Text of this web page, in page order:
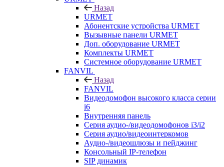
Назад
URMET
Абонентские устройства URMET
Вызывные панели URMET
Доп. оборудование URMET
Комплекты URMET
Системное оборудование URMET
FANVIL
Назад
FANVIL
Видеодомофон высокого класса серии
i6
Внутренняя панель
Серия аудио-/видеодомофонов i3/i2
Серия аудио/видеоинтеркомов
Аудио-/видеошлюзы и пейджинг
Консольный IP-телефон
SIP динамик